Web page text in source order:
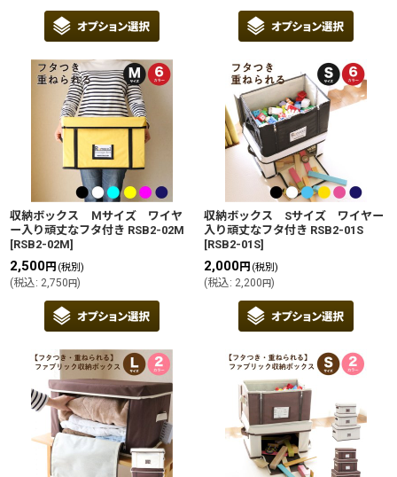
収納ボックス Ｍサイズ ワイヤ
ー入り頑丈なフタ付き RSB2-02M
[RSB2-02M]
2,500円 (税別)
(税込: 2,750円)
収納ボックス Sサイズ ワイヤー
入り頑丈なフタ付き RSB2-01S
[RSB2-01S]
2,000円 (税別)
(税込: 2,200円)